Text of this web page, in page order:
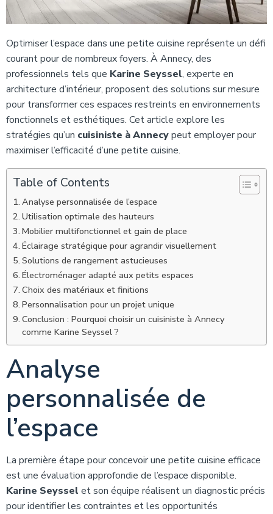
Optimiser l’espace dans une petite cuisine représente un défi
courant pour de nombreux foyers. À Annecy, des
professionnels tels que Karine Seyssel, experte en
architecture d’intérieur, proposent des solutions sur mesure
pour transformer ces espaces restreints en environnements
fonctionnels et esthétiques. Cet article explore les
stratégies qu’un cuisiniste à Annecypeut employer pour
maximiser l’efficacité d’une petite cuisine.
Table of Contents
Analyse personnalisée de l’espace
Utilisation optimale des hauteurs
Mobilier multifonctionnel et gain de place
Éclairage stratégique pour agrandir visuellement
Solutions de rangement astucieuses
Électroménager adapté aux petits espaces
Choix des matériaux et finitions
Personnalisation pour un projet unique
Conclusion : Pourquoi choisir un cuisiniste à Annecy
comme Karine Seyssel ?
Analyse
personnalisée de
l’espace
La première étape pour concevoir une petite cuisine efficace
est une évaluation approfondie de l’espace disponible.
Karine Seyssel et son équipe réalisent un diagnostic précis
pour identifier les contraintes et les opportunités